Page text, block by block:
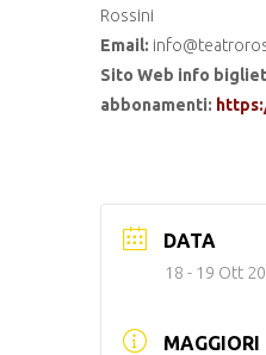
Rossini
Email:
Sito Web info
abbonamenti:
DATA
18 - 19 Ott